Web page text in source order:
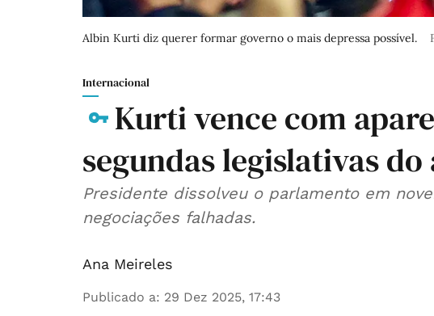
Albin Kurti diz querer formar governo o mais depressa possível.
Internacional
Kurti vence com
segundas legislativas
Presidente dissolveu o parlamento em
negociações falhadas.
Ana Meireles
Publicado a: 29 Dez 2025, 17:43